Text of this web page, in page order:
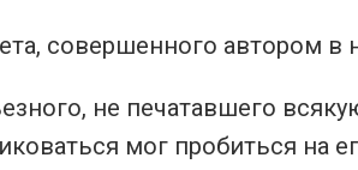
совершенного автором в
не печатавшего
мог пробиться на